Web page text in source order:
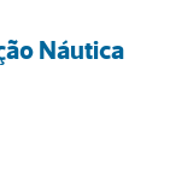
Náutica